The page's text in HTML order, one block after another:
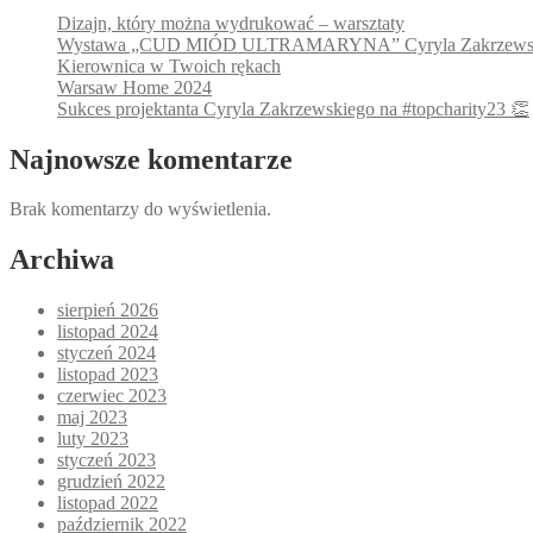
Dizajn, który można wydrukować – warsztaty
Wystawa „CUD MIÓD ULTRAMARYNA” Cyryla
Kierownica w Twoich rękach
Warsaw Home 2024
Sukces projektanta Cyryla Zakrzewskiego na #topcharity23 👏
Najnowsze komentarze
Brak komentarzy do wyświetlenia.
Archiwa
sierpień 2026
listopad 2024
styczeń 2024
listopad 2023
czerwiec 2023
maj 2023
luty 2023
styczeń 2023
grudzień 2022
listopad 2022
październik 2022